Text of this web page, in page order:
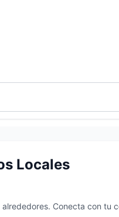
Locales
Conecta con tu